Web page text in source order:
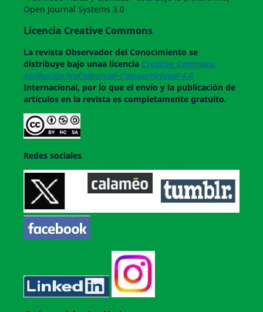
Open Journal Systems 3.0
Licencia Creative Commons
La revistaObservador del Conocimiento se
distribuye bajo unaa licencia Creative Commons
Atribución-NoComercial-CompartirIgual 4.0
Internacional, por lo que el envío y la publicación de
artículos en la revista es completamente gratuito.
Redes sociales